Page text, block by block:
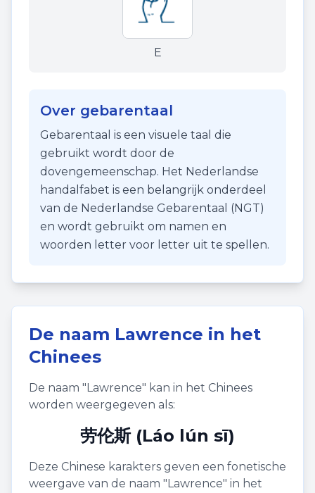
E
Over gebarentaal
Gebarentaal is een visuele taal die
gebruikt wordt door de
dovengemeenschap. Het Nederlandse
handalfabet is een belangrijk onderdeel
van de Nederlandse Gebarentaal (NGT)
en wordt gebruikt om namen en
woorden letter voor letter uit te spellen.
De naam Lawrence in het
Chinees
De naam "Lawrence" kan in het Chinees
worden weergegeven als:
劳伦斯 (Láo lún sī)
Deze Chinese karakters geven een fonetische
weergave van de naam "Lawrence" in het